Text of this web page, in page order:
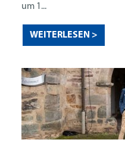
um 1...
WEITERLESEN >